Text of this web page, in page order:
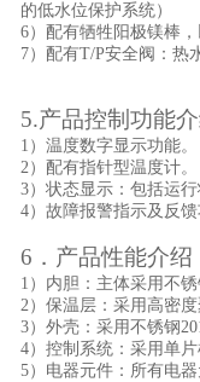
的低水位保护系统）
6）配有牺牲阳极镁棒
7）配有T/P安全阀：热
5.产品控制功能
1）温度数字显示功能。
2）配有指针型温度计。
3）状态显示：包括运
4）故障报警指示及反
6．产品性能介绍
1） 内胆：主体采用不
2） 保温层：采用高密
3）外壳：采用不锈钢
4）控制系统：采用单
5）电器元件：所有电